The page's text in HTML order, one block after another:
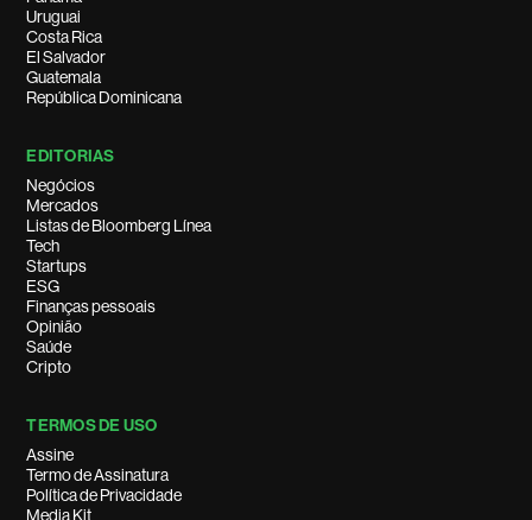
Uruguai
Costa Rica
El Salvador
Guatemala
República Dominicana
EDITORIAS
Negócios
Mercados
Listas de Bloomberg Línea
Tech
Startups
ESG
Finanças pessoais
Opinião
Saúde
Cripto
TERMOS DE USO
Assine
Termo de Assinatura
Política de Privacidade
Media Kit